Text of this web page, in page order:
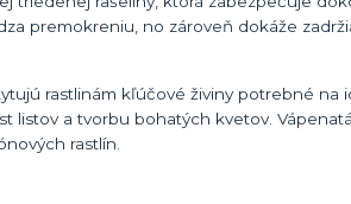
premokreniu, no zároveň dokáže
rastlinám kľúčové živiny potrebné na
listov a tvorbu bohatých kvetov.
rastlín.